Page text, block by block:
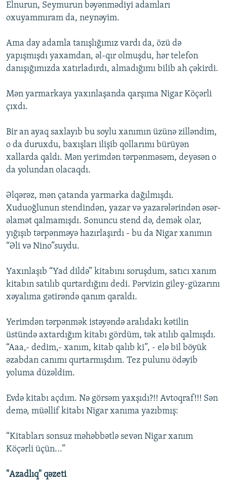
Elnurun, Seymurun bəyənmədiyi adamları
oxuyammıram da, neynəyim.
Ama day adamla tanışlığımız vardı da, özü də
yapışmışdı yaxamdan, əl-qır olmuşdu, hər telefon
danışığımızda xatırladırdı, almadığımı bilib ah çəkirdi.
Mən yarmarkaya yaxınlaşanda qarşıma Nigar Köçərli
çıxdı.
Bir an ayaq saxlayıb bu soylu xanımın üzünə zilləndim,
o da duruxdu, baxışları ilişib qollarımı bürüyən
xallarda qaldı. Mən yerimdən tərpənməsəm, deyəsən o
da yolundan olacaqdı.
Əlqərəz, mən çatanda yarmarka dağılmışdı.
Xuduoğlunun stendindən, yazar və yazarələrindən əsər-
əlamət qalmamışdı. Sonuncu stend də, demək olar,
yığışıb tərpənməyə hazırlaşırdı - bu da Nigar xanımın
“Əli və Nino”suydu.
Yaxınlaşıb “Yad dildə” kitabını soruşdum, satıcı xanım
kitabın satılıb qurtardığını dedi. Pərvizin giley-güzarını
xəyalıma gətirəndə qanım qaraldı.
Yerimdən tərpənmək istəyəndə aralıdakı kətilin
üstündə axtardığım kitabı gördüm, tək atılıb qalmışdı.
“Aaa,- dedim,- xanım, kitab qalıb ki”, - elə bil böyük
əzabdan canımı qurtarmışdım. Tez pulunu ödəyib
yoluma düzəldim.
Evdə kitabı açdım. Nə görsəm yaxşıdı?!! Avtoqraf!!! Sən
demə, müəllif kitabı Nigar xanıma yazıbmış:
“Kitabları sonsuz məhəbbətlə sevən Nigar xanım
Köçərli üçün...”
"Azadlıq" qəzeti